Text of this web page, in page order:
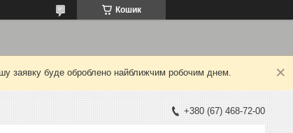
Кошик
заявку буде оброблено найближчим робочим днем.
+380 (67) 468-72-00